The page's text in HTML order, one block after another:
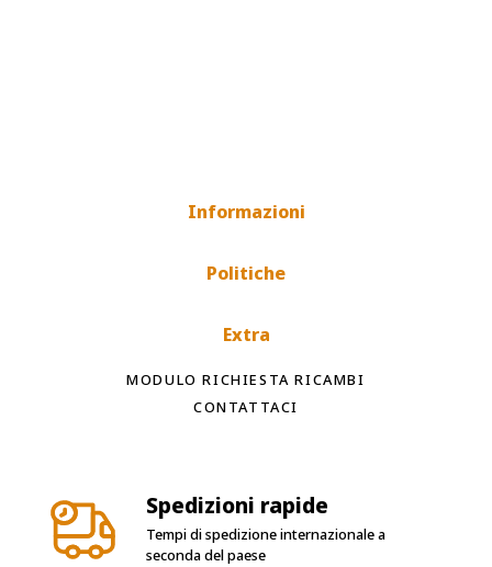
Informazioni
Politiche
Extra
MODULO RICHIESTA RICAMBI
CONTATTACI
Spedizioni rapide
Tempi di spedizione internazionale a
seconda del paese